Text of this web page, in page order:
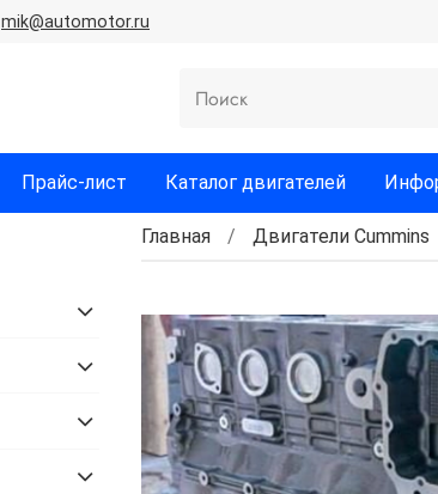
mik@automotor.ru
Прайс-лист Каталог двигателей
Главная Двигатели Cummins